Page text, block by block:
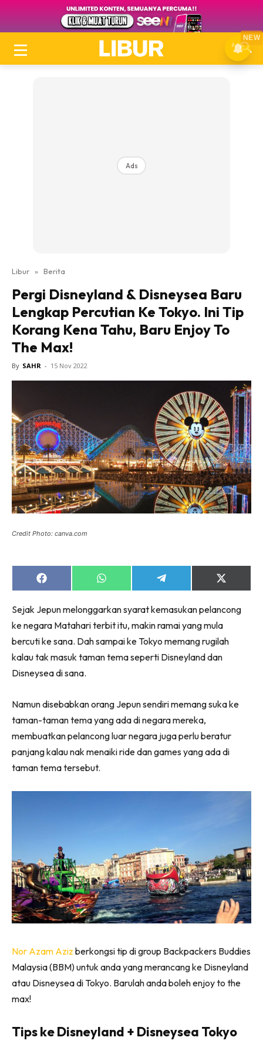
Ads
Libur » Berita
Pergi Disneyland & Disneysea Baru
Lengkap Percutian Ke Tokyo. Ini Tip
Korang Kena Tahu, Baru Enjoy To
The Max!
By SAHR - 15 Nov 2022
Credit Photo: canva.com
Share
on
Share
on
Share
on
Share
on
(Twitter)
Sejak Jepun melonggarkan syarat kemasukan pelancong
ke negara Matahari terbit itu, makin ramai yang mula
bercuti ke sana. Dah sampai ke Tokyo memang rugilah
kalau tak masuk taman tema seperti Disneyland dan
Disneysea di sana.
Namun disebabkan orang Jepun sendiri memang suka ke
taman-taman tema yang ada di negara mereka,
membuatkan pelancong luar negara juga perlu beratur
panjang kalau nak menaiki ride dan games yang ada di
taman tema tersebut.
Nor Azam Aziz berkongsi tip di group Backpackers Buddies
Malaysia (BBM) untuk anda yang merancang ke Disneyland
atau Disneysea di Tokyo. Barulah anda boleh enjoy to the
max!
Tips ke Disneyland + Disneysea Tokyo
NEW